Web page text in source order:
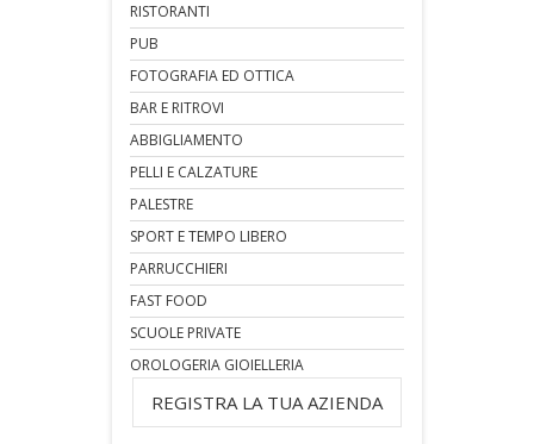
RISTORANTI
PUB
FOTOGRAFIA ED OTTICA
BAR E RITROVI
ABBIGLIAMENTO
PELLI E CALZATURE
PALESTRE
SPORT E TEMPO LIBERO
PARRUCCHIERI
FAST FOOD
SCUOLE PRIVATE
OROLOGERIA GIOIELLERIA
REGISTRA LA TUA AZIENDA